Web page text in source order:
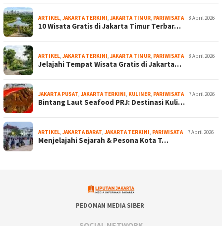
ARTIKEL, JAKARTA TERKINI, JAKARTA TIMUR, PARIWISATA 8 April 2026
10 Wisata Gratis di Jakarta Timur Terbar…
ARTIKEL, JAKARTA TERKINI, JAKARTA TIMUR, PARIWISATA 8 April 2026
Jelajahi Tempat Wisata Gratis di Jakarta…
JAKARTA PUSAT, JAKARTA TERKINI, KULINER, PARIWISATA 7 April 2026
Bintang Laut Seafood PRJ: Destinasi Kuli…
ARTIKEL, JAKARTA BARAT, JAKARTA TERKINI, PARIWISATA 7 April 2026
Menjelajahi Sejarah & Pesona Kota T…
PEDOMAN MEDIA SIBER